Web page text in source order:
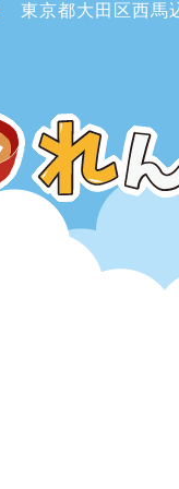
東京都大田区西馬